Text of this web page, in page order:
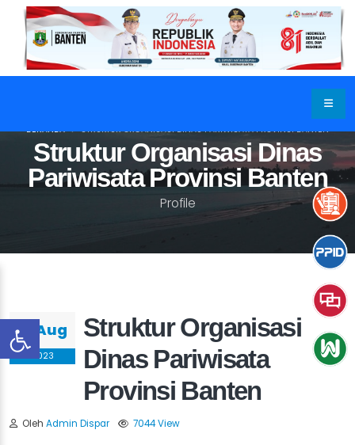
Struktur Organisasi Dinas
Pariwisata Provinsi Banten
Profile
BERANDA STRUKTUR ORGANISASI DINAS PARIWISATA PROVINSI BANTEN
01 Aug
2023
Struktur Organisasi
Dinas Pariwisata
Provinsi Banten
Oleh Admin Dispar 7044 View